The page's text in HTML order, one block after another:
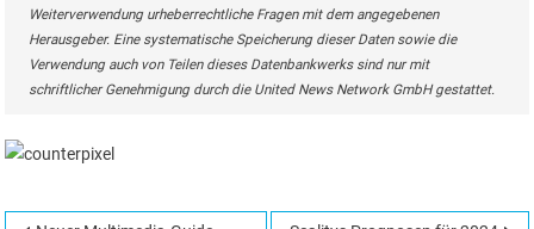
Weiterverwendung urheberrechtliche Fragen mit dem angegebenen
Herausgeber. Eine systematische Speicherung dieser Daten sowie die
Verwendung auch von Teilen dieses Datenbankwerks sind nur mit
schriftlicher Genehmigung durch die United News Network GmbH gestattet.